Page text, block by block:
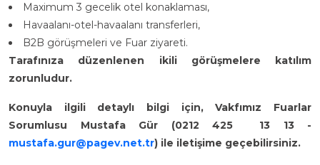
Maximum 3 gecelik otel konaklaması,
Havaalanı-otel-havaalanı transferleri,
B2B görüşmeleri ve Fuar ziyareti.
Tarafınıza düzenlenen ikili görüşmelere katılım
zorunludur.
Konuyla ilgili detaylı bilgi için, Vakfımız Fuarlar
Sorumlusu Mustafa Gür (0212 425 13 13 -
mustafa.gur@pagev.net.tr) ile iletişime geçebilirsiniz.